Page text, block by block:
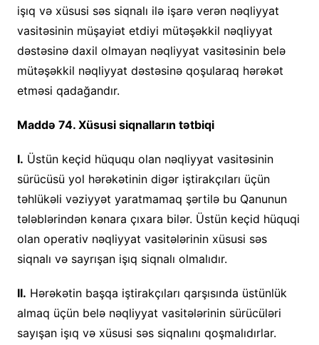
işıq və xüsusi səs siqnalı ilə işarə verən nəqliyyat
vasitəsinin müşayiət etdiyi mütəşəkkil nəqliyyat
dəstəsinə daxil olmayan nəqliyyat vasitəsinin belə
mütəşəkkil nəqliyyat dəstəsinə qoşularaq hərəkət
etməsi qadağandır.
Maddə 74. Xüsusi siqnalların tətbiqi
I. Üstün keçid hüququ olan nəqliyyat vasitəsinin
sürücüsü yol hərəkətinin digər iştirakçıları üçün
təhlükəli vəziyyət yaratmamaq şərtilə bu Qanunun
tələblərindən kənara çıxara bilər. Üstün keçid hüquqi
olan operativ nəqliyyat vasitələrinin xüsusi səs
siqnalı və sayrışan işıq siqnalı olmalıdır.
II. Hərəkətin başqa iştirakçıları qarşısında üstünlük
almaq üçün belə nəqliyyat vasitələrinin sürücüləri
sayışan işıq və xüsusi səs siqnalını qoşmalıdırlar.